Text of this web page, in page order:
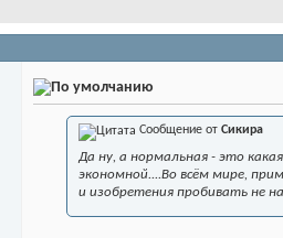
Сообщение от Сикира
Да ну, а нормальная - это
экономной....Во всём мире,
и изобретения пробивать не